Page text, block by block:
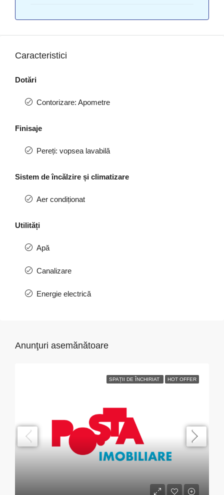
Caracteristici
Dotări
Contorizare: Apometre
Finisaje
Pereți: vopsea lavabilă
Sistem de încălzire și climatizare
Aer condiționat
Utilități
Apă
Canalizare
Energie electrică
Anunţuri asemănătoare
SPAȚII DE ÎNCHIRIAT HOT OFFER